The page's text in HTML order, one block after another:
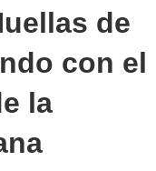
de
con el
la